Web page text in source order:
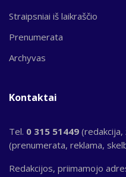
Straipsniai iš laikraščio
Prenumerata
Archyvas
Kontaktai
Tel. 0 315 51449 (redakcija,
(prenumerata, reklama,
Redakcijos, priimamojo